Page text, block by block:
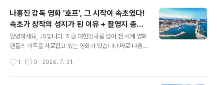
나홍진 감독 영화 '호프', 그 시작이 속초였다!
속초가 창작의 성지가 된 이유 + 촬영지 총정
리
안녕하세요, JS입니다. 지금 대한민국을 넘어 전 세계 영화
팬들의 이목을 사로잡고 있는 영화가 있습니다.바로 나홍
성'으로 한국 스릴러 영화의 정점을 찍은 나홍진 감독이 무
1 0 2026. 7. 31.